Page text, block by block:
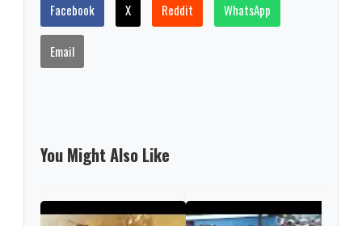
Facebook X Reddit WhatsApp
Email
You Might Also Like